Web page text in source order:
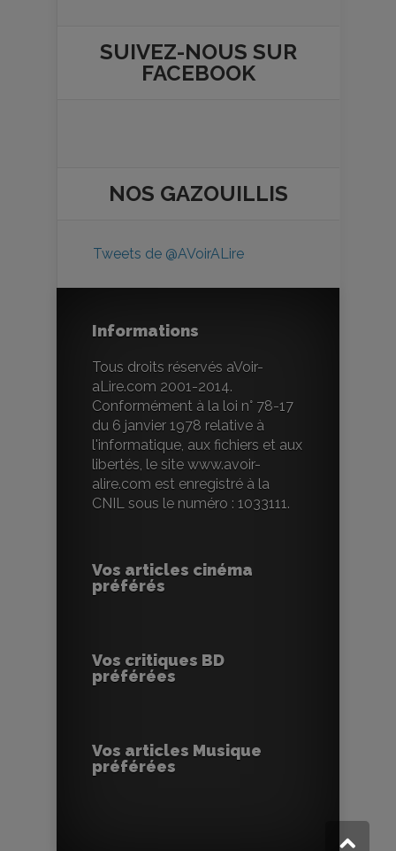
SUIVEZ-NOUS SUR
FACEBOOK
NOS GAZOUILLIS
Tweets de @AVoirALire
Informations
Tous droits réservés aVoir-
aLire.com 2001-2014.
Conformément à la loi n° 78-17
du 6 janvier 1978 relative à
l'informatique, aux fichiers et aux
libertés, le site www.avoir-
alire.com est enregistré à la
CNIL sous le numéro : 1033111.
Vos articles cinéma
préférés
Vos critiques BD
préférées
Vos articles Musique
préférées